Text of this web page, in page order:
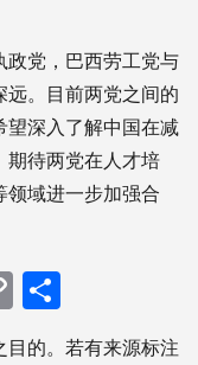
党，巴西劳工党与
。目前两党之间的
深入了解中国在减
期待两党在人才培
域进一步加强合
Copy
Link享
的。若有来源标注